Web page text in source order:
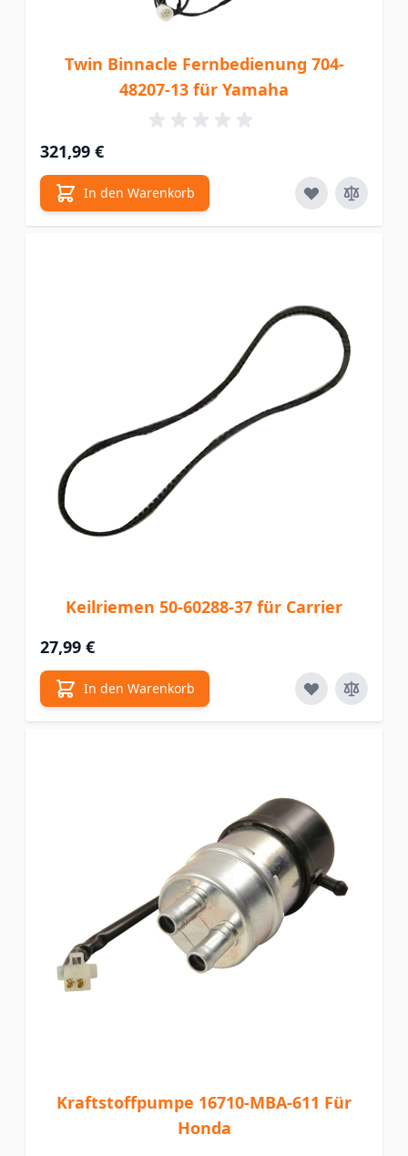
Twin Binnacle Fernbedienung 704-
48207-13 für Yamaha
321,99 €
In den Warenkorb
Keilriemen 50-60288-37 für Carrier
27,99 €
In den Warenkorb
Kraftstoffpumpe 16710-MBA-611 Für
Honda